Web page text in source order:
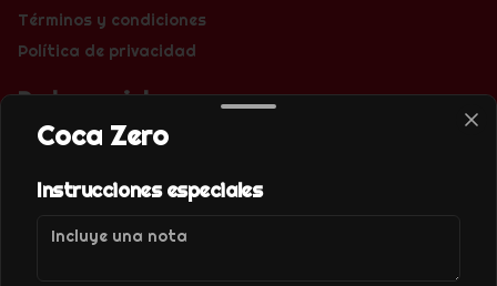
Términos y condiciones
Política de privacidad
Redes sociales
Instagram
Mi cuenta
Coca Zero
Instrucciones especiales